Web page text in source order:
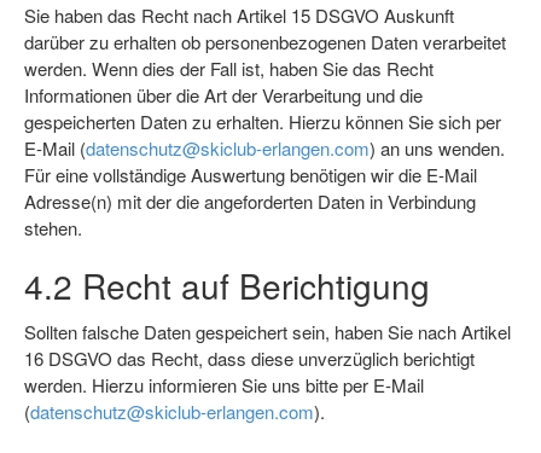
Sie haben das Recht nach Artikel 15 DSGVO Auskunft
darüber zu erhalten ob personenbezogenen Daten verarbeitet
werden. Wenn dies der Fall ist, haben Sie das Recht
Informationen über die Art der Verarbeitung und die
gespeicherten Daten zu erhalten. Hierzu können Sie sich per
E-Mail (datenschutz@skiclub-erlangen.com) an uns wenden.
Für eine vollständige Auswertung benötigen wir die E-Mail
Adresse(n) mit der die angeforderten Daten in Verbindung
stehen.
4.2 Recht auf Berichtigung
Sollten falsche Daten gespeichert sein, haben Sie nach Artikel
16 DSGVO das Recht, dass diese unverzüglich berichtigt
werden. Hierzu informieren Sie uns bitte per E-Mail
(datenschutz@skiclub-erlangen.com).